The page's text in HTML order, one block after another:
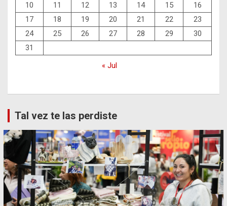
10
11 12 13 14 15
16
17
18 19 20 21 22
23
24
25 26 27 28 29
30
31
« Jul
Tal vez te las perdiste